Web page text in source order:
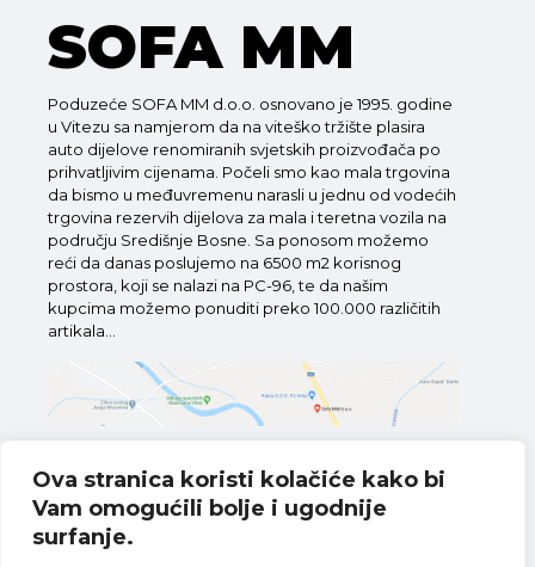
Ova stranica koristi kolačiće kako bi
Vam omogućili bolje i ugodnije
surfanje.
SOFA MM
Poduzeće SOFA MM d.o.o. osnovano je 1995. godine
u Vitezu sa namjerom da na viteško tržište plasira
auto dijelove renomiranih svjetskih proizvođača po
prihvatljivim cijenama. Počeli smo kao mala trgovina
da bismo u međuvremenu narasli u jednu od vodećih
trgovina rezervih dijelova za mala i teretna vozila na
području Središnje Bosne. Sa ponosom možemo
reći da danas poslujemo na 6500 m2 korisnog
prostora, koji se nalazi na PC-96, te da našim
kupcima možemo ponuditi preko 100.000 različitih
artikala...
Pronađite nas na karti